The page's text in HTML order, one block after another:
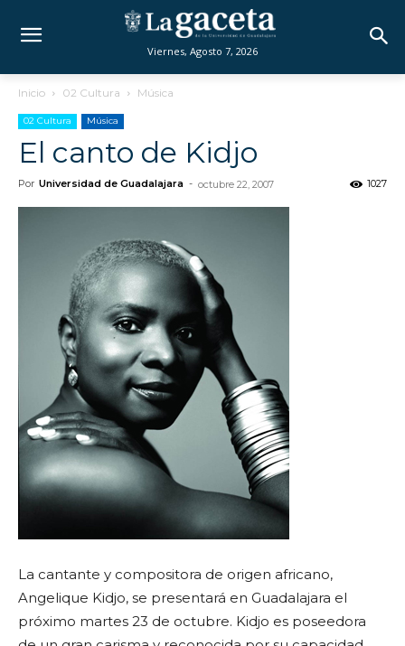
Viernes, Agosto 7, 2026
Inicio 02 Cultura Música
02 Cultura Música
El canto de Kidjo
Por Universidad de Guadalajara - octubre 22, 2007 1027
La cantante y compositora de origen africano,
Angelique Kidjo, se presentará en Guadalajara el
próximo martes 23 de octubre. Kidjo es poseedora